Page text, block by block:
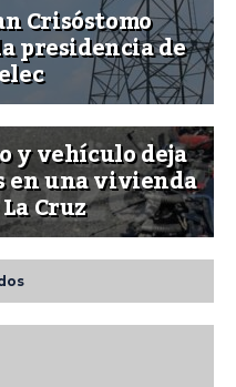
Crisóstomo
presidencia de
y vehículo deja
en una vivienda
Cruz